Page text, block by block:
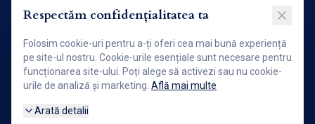
Abonează-te pentru a primi noutăți și articole direct în inbox.
Abonează-te acum!
Respectăm confidențialitatea ta
Folosim cookie-uri pentru a-ți oferi cea mai bună experiență
pe site-ul nostru. Cookie-urile esențiale sunt necesare pentru
funcționarea site-ului. Poți alege să activezi sau nu cookie-
urile de analiză și marketing. Află mai multe
Arată detalii